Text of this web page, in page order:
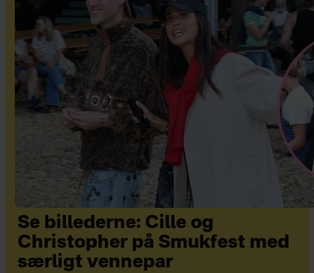
Se billederne: Cille og
Christopher på Smukfest med
særligt vennepar